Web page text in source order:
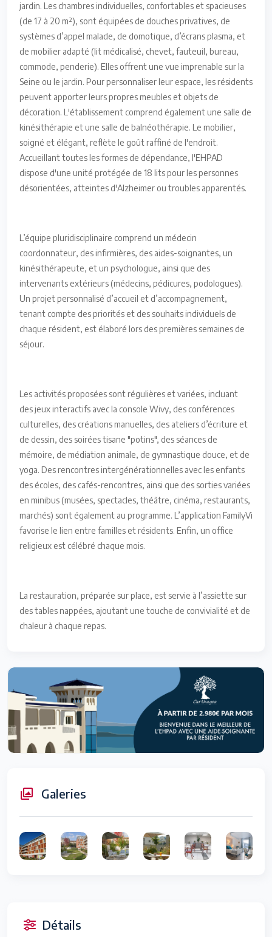
jardin. Les chambres individuelles, confortables et spacieuses
(de 17 à 20 m²), sont équipées de douches privatives, de
systèmes d’appel malade, de domotique, d’écrans plasma, et
de mobilier adapté (lit médicalisé, chevet, fauteuil, bureau,
commode, penderie). Elles offrent une vue imprenable sur la
Seine ou le jardin. Pour personnaliser leur espace, les résidents
peuvent apporter leurs propres meubles et objets de
décoration. L'établissement comprend également une salle de
kinésithérapie et une salle de balnéothérapie. Le mobilier,
soigné et élégant, reflète le goût raffiné de l'endroit.
Accueillant toutes les formes de dépendance, l'EHPAD
dispose d'une unité protégée de 18 lits pour les personnes
désorientées, atteintes d'Alzheimer ou troubles apparentés.
L’équipe pluridisciplinaire comprend un médecin
coordonnateur, des infirmières, des aides-soignantes, un
kinésithérapeute, et un psychologue, ainsi que des
intervenants extérieurs (médecins, pédicures, podologues).
Un projet personnalisé d’accueil et d’accompagnement,
tenant compte des priorités et des souhaits individuels de
chaque résident, est élaboré lors des premières semaines de
séjour.
Les activités proposées sont régulières et variées, incluant
des jeux interactifs avec la console Wivy, des conférences
culturelles, des créations manuelles, des ateliers d’écriture et
de dessin, des soirées tisane "potins", des séances de
mémoire, de médiation animale, de gymnastique douce, et de
yoga. Des rencontres intergénérationnelles avec les enfants
des écoles, des cafés-rencontres, ainsi que des sorties variées
en minibus (musées, spectacles, théâtre, cinéma, restaurants,
marchés) sont également au programme. L’application FamilyVi
favorise le lien entre familles et résidents. Enfin, un office
religieux est célébré chaque mois.
La restauration, préparée sur place, est servie à l’assiette sur
des tables nappées, ajoutant une touche de convivialité et de
chaleur à chaque repas.
Galeries
Détails